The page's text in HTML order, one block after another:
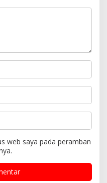
web saya pada peramban